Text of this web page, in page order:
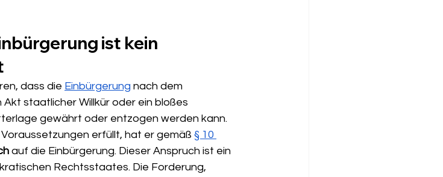
ist kein
dass die Einbürgerung nach dem
staatlicher Willkür oder ein bloßes
gewährt oder entzogen werden kann.
erfüllt, hat er gemäß § 10
auf die Einbürgerung. Dieser Anspruch ist ein
Rechtsstaates. Die Forderung,